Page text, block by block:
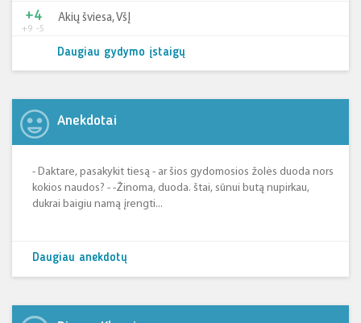
+9 -5
+4 Akių šviesa, VšĮ
Daugiau gydymo įstaigų
Anekdotai
- Daktare, pasakykit tiesą - ar šios gydomosios žolės duoda nors
kokios naudos? - -Žinoma, duoda. štai, sūnui butą nupirkau,
dukrai baigiu namą įrengti...
Daugiau anekdotų